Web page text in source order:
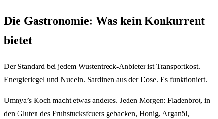
Die Gastronomie: Was kein Konkurrent
bietet
Der Standard bei jedem Wustentreck-Anbieter ist Transportkost.
Energieriegel und Nudeln. Sardinen aus der Dose. Es funktioniert.
Umnya’s Koch macht etwas anderes. Jeden Morgen: Fladenbrot, in
den Gluten des Fruhstucksfeuers gebacken, Honig, Arganöl,